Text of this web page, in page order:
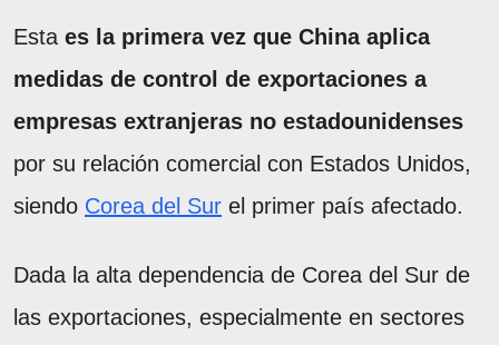
Esta es la primera vez que China aplica
medidas de control de exportaciones a
empresas extranjeras no estadounidenses
por su relación comercial con Estados Unidos,
siendo Corea del Sur el primer país afectado.
Dada la alta dependencia de Corea del Sur de
las exportaciones, especialmente en sectores